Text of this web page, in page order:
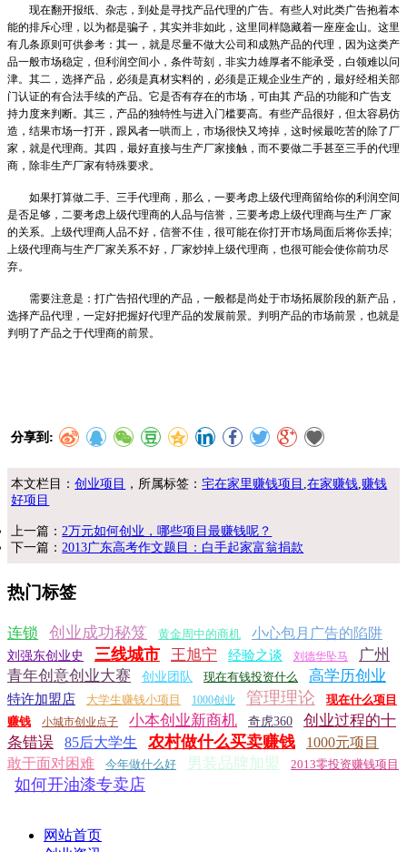
现在翻开报纸、杂志，到处是寻找产品代理的广告。有些人对此类广告抱着本
能的排斥心理，以为都是骗子，其实并非如此，这里同样隐藏着一座座金山。这里
有几条原则可供参考：其一，就是尽量不做大公司和成熟产品的代理，因为这类产
品一般市场稳定，但利润空间小，条件苛刻，非实力雄厚者不能承受，白领难以问
津。其二，选择产品，必须是真材实料的，必须是正规企业生产的，最好经相关部
门认证的有合法手续的产品。它是否有存在的市场，可由其 产品的功能和广告支
持力度来判断。其三，产品的独特性与进入门槛要高。有些产品很好，但太容易仿
造，结果市场一打开，跟风者一哄而上，市场很快又垮掉，这时候最吃苦的除了厂
家，就是代理商。其四，最好直接与生产厂家接触，而不要做二手甚至三手的代理
商，除非生产厂家有特殊要求。
如果打算做二手、三手代理商，那么，一要考虑上级代理商留给你的利润空间
是否足够，二要考虑上级代理商的人品与信誉，三要考虑上级代理商与生产 厂家
的关系。上级代理商人品不好，信誉不佳，很可能在你打开市场局面后将你丢掉;
上级代理商与生产厂家关系不好，厂家炒掉上级代理商，也很可能会使你前功尽
弃。
需要注意是：打广告招代理的产品，一般都是尚处于市场拓展阶段的新产品，
选择产品代理，一定好把握好代理产品的发展前景。判明产品的市场前景，也就是
判明了产品之于代理商的前景。
分享到:
本文栏目：创业项目 ，所属标签：宅在家里赚钱项目 ,在家赚钱 ,赚钱
好项目
上一篇： 2万元如何创业，哪些项目最赚钱呢？
下一篇： 2013广东高考作文题目：白手起家富翁捐款
热门标签
连锁 创业成功秘笈 黄金周中的商机 小心包月广告的陷阱
刘强东创业史 三线城市 王旭宁 经验之谈 刘德华坠马
广州
青年创意创业大赛
创业团队 现在有钱投资什么 高学历创业
特许加盟店 大学生赚钱小项目 1000创业 管理理论
现在什么项目
赚钱
小城市创业点子 小本创业新商机 奇虎360
创业过程的十
条错误
85后大学生 农村做什么买卖赚钱
1000元项目
敢于面对困难
今年做什么好 男装品牌加盟 2013零投资赚钱项目
如何开油漆专卖店
网站首页